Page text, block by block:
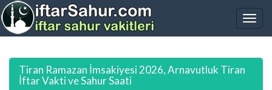
Tiran Ramazan İmsakiyesi 2026, Arnavutluk Tiran
İftar Vakti ve Sahur Saati